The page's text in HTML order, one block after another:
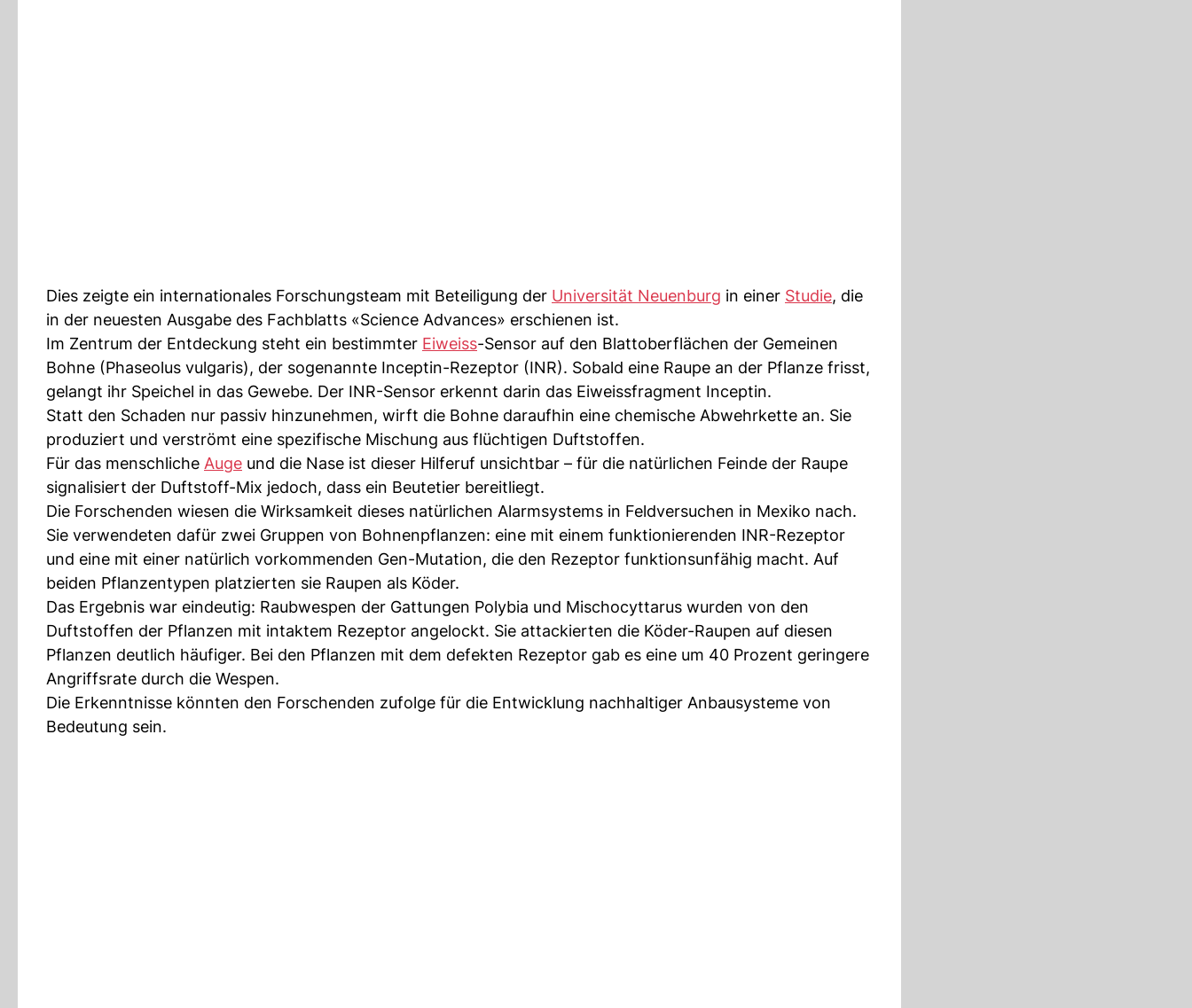
Dies zeigte ein internationales Forschungsteam mit Beteiligung der Universität Neuenburg in einer Studie, die
in der neuesten Ausgabe des Fachblatts «Science Advances» erschienen ist.
Im Zentrum der Entdeckung steht ein bestimmter Eiweiss-Sensor auf den Blattoberflächen der Gemeinen
Bohne (Phaseolus vulgaris), der sogenannte Inceptin-Rezeptor (INR). Sobald eine Raupe an der Pflanze frisst,
gelangt ihr Speichel in das Gewebe. Der INR-Sensor erkennt darin das Eiweissfragment Inceptin.
Statt den Schaden nur passiv hinzunehmen, wirft die Bohne daraufhin eine chemische Abwehrkette an. Sie
produziert und verströmt eine spezifische Mischung aus flüchtigen Duftstoffen.
Für das menschliche Auge und die Nase ist dieser Hilferuf unsichtbar – für die natürlichen Feinde der Raupe
signalisiert der Duftstoff-Mix jedoch, dass ein Beutetier bereitliegt.
Die Forschenden wiesen die Wirksamkeit dieses natürlichen Alarmsystems in Feldversuchen in Mexiko nach.
Sie verwendeten dafür zwei Gruppen von Bohnenpflanzen: eine mit einem funktionierenden INR-Rezeptor
und eine mit einer natürlich vorkommenden Gen-Mutation, die den Rezeptor funktionsunfähig macht. Auf
beiden Pflanzentypen platzierten sie Raupen als Köder.
Das Ergebnis war eindeutig: Raubwespen der Gattungen Polybia und Mischocyttarus wurden von den
Duftstoffen der Pflanzen mit intaktem Rezeptor angelockt. Sie attackierten die Köder-Raupen auf diesen
Pflanzen deutlich häufiger. Bei den Pflanzen mit dem defekten Rezeptor gab es eine um 40 Prozent geringere
Angriffsrate durch die Wespen.
Die Erkenntnisse könnten den Forschenden zufolge für die Entwicklung nachhaltiger Anbausysteme von
Bedeutung sein.